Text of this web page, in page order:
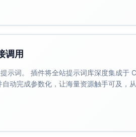
度减少10%-20%，即节省约400-800元/
财务目标。
调用
示词。 插件将全站提示词库深度集成于
动完成参数化，让海量资源触手可及，